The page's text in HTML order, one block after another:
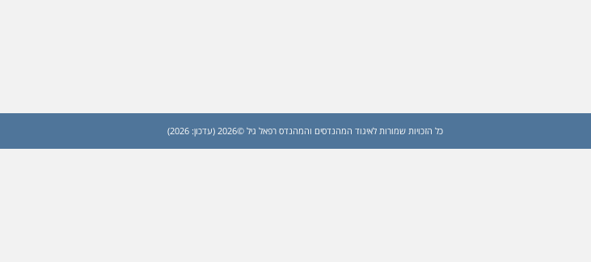
כל הזכויות שמורות לאיגוד המהנדסים והמהנדס רפאל גיל ©2026 (עדכון: 2026)